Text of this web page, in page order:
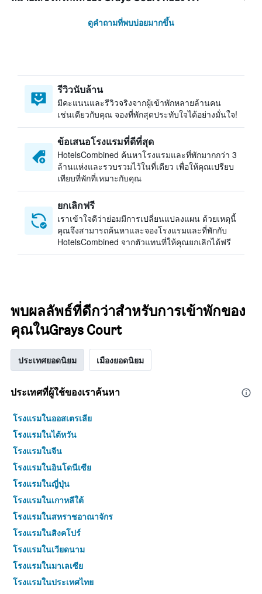
ดูคำถามที่พบบ่อยมากขึ้น
รีวิวนับล้าน
มีคะแนนและรีวิวจริงจากผู้เข้าพักหลายล้านคน
เช่นเดียวกับคุณ จองที่พักสุดประทับใจได้อย่างมั่นใจ!
ข้อเสนอโรงแรมที่ดีที่สุด
HotelsCombined ค้นหาโรงแรมและที่พักมากกว่า 3
ล้านแห่งและรวบรวมไว้ในที่เดียว เพื่อให้คุณเปรียบ
เทียบที่พักที่เหมาะกับคุณ
ยกเลิกฟรี
เราเข้าใจดีว่าย่อมมีการเปลี่ยนแปลงแผน ด้วยเหตุนี้
คุณจึงสามารถค้นหาและจองโรงแรมและที่พักกับ
HotelsCombined จากตัวแทนที่ให้คุณยกเลิกได้ฟรี
พบผลลัพธ์ที่ดีกว่าสำหรับการเข้าพักของ
คุณในGrays Court
ประเทศยอดนิยม เมืองยอดนิยม
ประเทศที่ผู้ใช้ของเราค้นหา
โรงแรมในออสเตรเลีย
โรงแรมในไต้หวัน
โรงแรมในจีน
โรงแรมในอินโดนีเซีย
โรงแรมในญี่ปุ่น
โรงแรมในเกาหลีใต้
โรงแรมในสหราชอาณาจักร
โรงแรมในสิงคโปร์
โรงแรมในเวียดนาม
โรงแรมในมาเลเซีย
โรงแรมในประเทศไทย